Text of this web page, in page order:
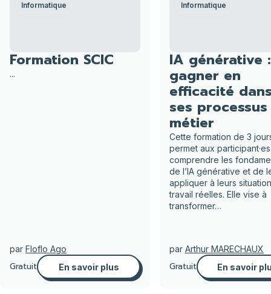
Informatique
Formation SCIC
...
par Floflo Ago
Gratuit En savoir plus
Informatique
IA générative :
gagner en
efficacité
ses processus
métier
Cette formation de 3
permet aux
comprendre les
de l’IA générative et de
appliquer à leurs
travail réelles. Elle vise à
transformer…
par Arthur MARECHAUX
Gratuit En savoir